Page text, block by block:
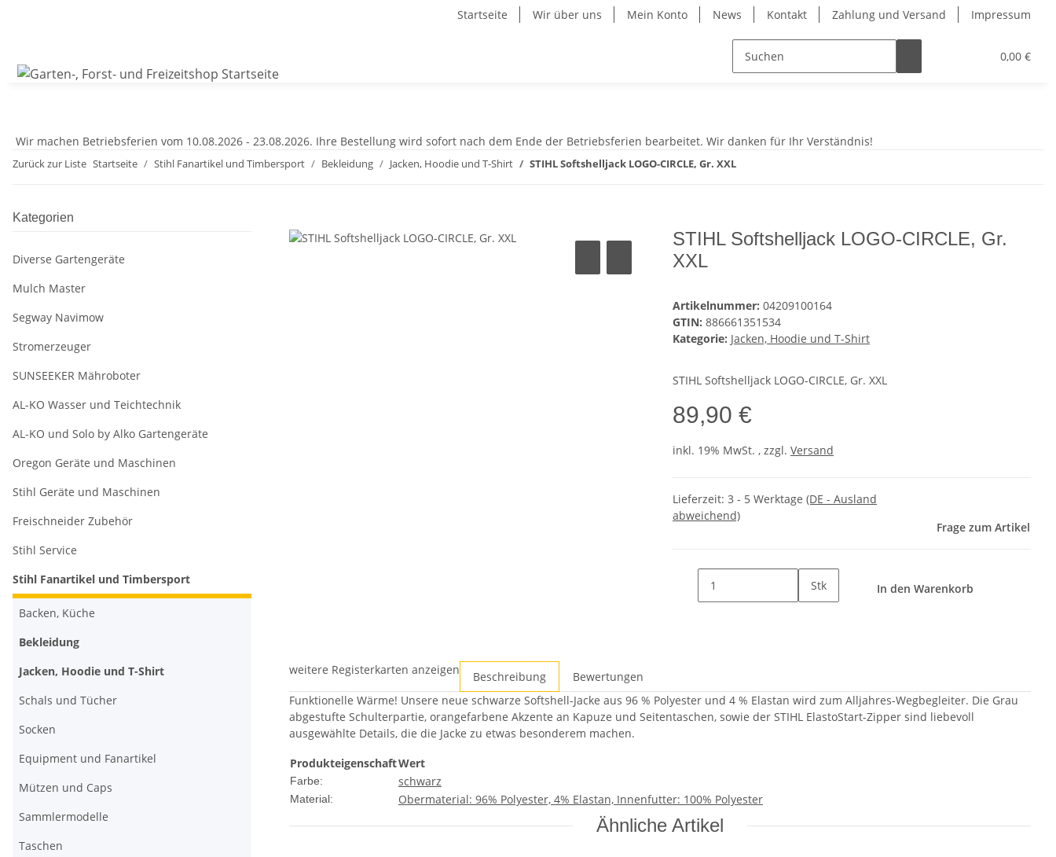
Startseite Wir über uns Mein Konto News Kontakt Zahlung und Versand Impressum
0,00 €
Wir machen Betriebsferien vom 10.08.2026 - 23.08.2026. Ihre Bestellung wird sofort nach dem Ende der Betriebsferien bearbeitet. Wir danken für Ihr Verständnis!
Zurück zur Liste Startseite Stihl Fanartikel und Timbersport Bekleidung Jacken, Hoodie und T-Shirt STIHL Softshelljack LOGO-CIRCLE, Gr. XXL
STIHL Softshelljack LOGO-CIRCLE, Gr.
XXL
Artikelnummer: 04209100164
GTIN: 886661351534
Kategorie: Jacken, Hoodie und T-Shirt
STIHL Softshelljack LOGO-CIRCLE, Gr. XXL
89,90 €
inkl. 19% MwSt. , zzgl. Versand
Lieferzeit: 3 - 5 Werktage (DE - Ausland
abweichend)
Frage zum Artikel
Stk In den Warenkorb
weitere Registerkarten anzeigen Beschreibung
Bewertungen
Funktionelle Wärme! Unsere neue schwarze Softshell-Jacke aus 96 % Polyester und 4 % Elastan wird zum Alljahres-Wegbegleiter. Die Grau
abgestufte Schulterpartie, orangefarbene Akzente an Kapuze und Seitentaschen, sowie der STIHL ElastoStart-Zipper sind liebevoll
ausgewählte Details, die die Jacke zu etwas besonderem machen.
ProdukteigenschaftWert
Farbe: schwarz
Material: Obermaterial: 96% Polyester, 4% Elastan, Innenfutter: 100% Polyester
Ähnliche Artikel
Kategorien
Diverse Gartengeräte
Mulch Master
Segway Navimow
Stromerzeuger
SUNSEEKER Mähroboter
AL-KO Wasser und Teichtechnik
AL-KO und Solo by Alko Gartengeräte
Oregon Geräte und Maschinen
Stihl Geräte und Maschinen
Freischneider Zubehör
Stihl Service
Stihl Fanartikel und Timbersport
Backen, Küche
Bekleidung
Jacken, Hoodie und T-Shirt
Schals und Tücher
Socken
Equipment und Fanartikel
Mützen und Caps
Sammlermodelle
Taschen